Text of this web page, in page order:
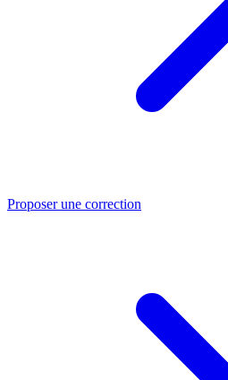
Proposer une correction